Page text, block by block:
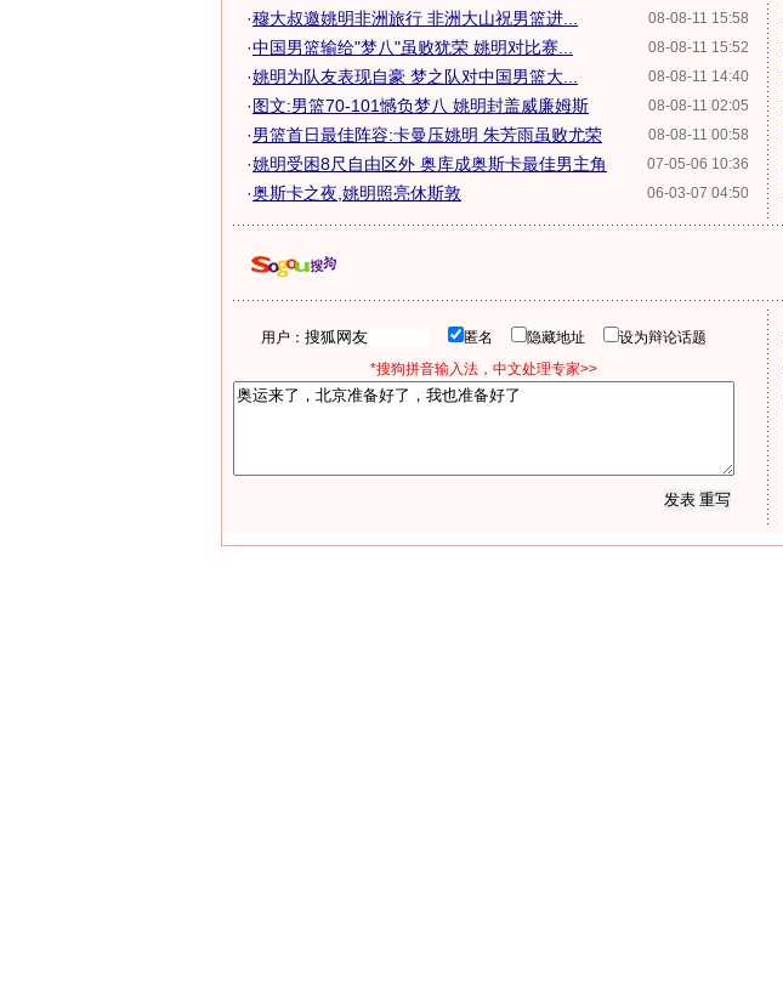
08-08-11 15:58
·穆大叔邀姚明非洲旅行 非洲大山祝男篮进...
08-08-11 15:52
·中国男篮输给"梦八"虽败犹荣 姚明对比赛...
08-08-11 14:40
·姚明为队友表现自豪 梦之队对中国男篮大...
08-08-11 02:05
·图文:男篮70-101憾负梦八 姚明封盖威廉姆斯
08-08-11 00:58
·男篮首日最佳阵容:卡曼压姚明 朱芳雨虽败尤荣
07-05-06 10:36
·姚明受困8尺自由区外 奥库成奥斯卡最佳男主角
06-03-07 04:50
·奥斯卡之夜,姚明照亮休斯敦
用户： 匿名 隐藏地址
设为辩论话题
*搜狗拼音输入法，中文处理专家>>